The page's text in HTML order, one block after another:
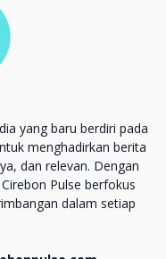
yang baru berdiri pada
menghadirkan berita
dan relevan. Dengan
Pulse berfokus
dalam setiap